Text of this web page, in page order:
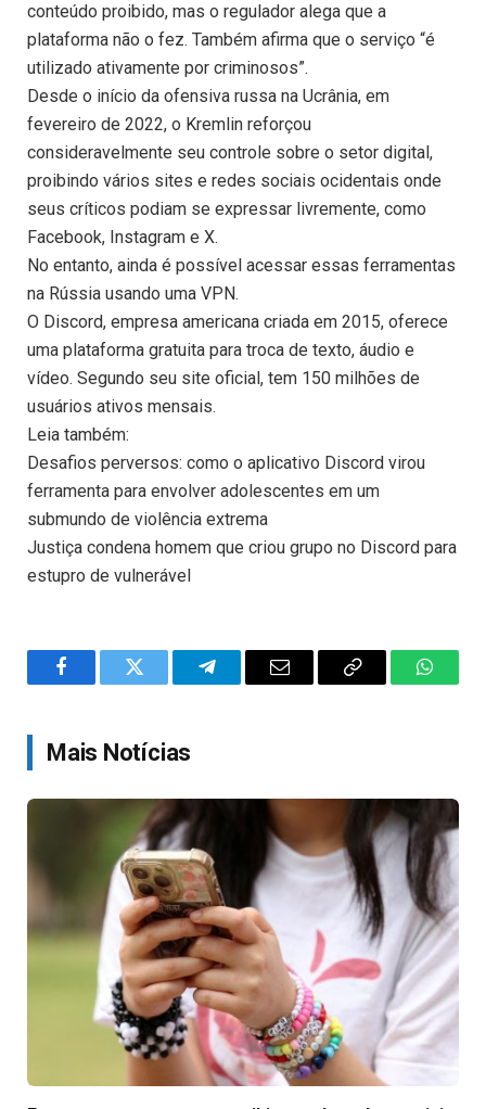
conteúdo proibido, mas o regulador alega que a
plataforma não o fez. Também afirma que o serviço “é
utilizado ativamente por criminosos”.
Desde o início da ofensiva russa na Ucrânia, em
fevereiro de 2022, o Kremlin reforçou
consideravelmente seu controle sobre o setor digital,
proibindo vários sites e redes sociais ocidentais onde
seus críticos podiam se expressar livremente, como
Facebook, Instagram e X.
No entanto, ainda é possível acessar essas ferramentas
na Rússia usando uma VPN.
O Discord, empresa americana criada em 2015, oferece
uma plataforma gratuita para troca de texto, áudio e
vídeo. Segundo seu site oficial, tem 150 milhões de
usuários ativos mensais.
Leia também:
Desafios perversos: como o aplicativo Discord virou
ferramenta para envolver adolescentes em um
submundo de violência extrema
Justiça condena homem que criou grupo no Discord para
estupro de vulnerável
FacebookTwitter TelegramEmail
Copy
Mais Notícias